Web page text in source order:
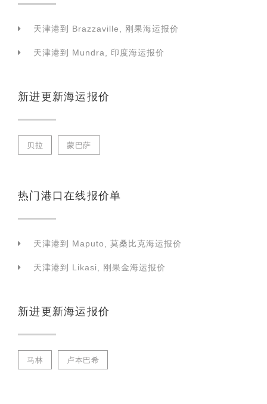
天津港到 Brazzaville, 刚果海运报价
天津港到 Mundra, 印度海运报价
新进更新海运报价
贝拉 蒙巴萨
热门港口在线报价单
天津港到 Maputo, 莫桑比克海运报价
天津港到 Likasi, 刚果金海运报价
新进更新海运报价
马林 卢本巴希